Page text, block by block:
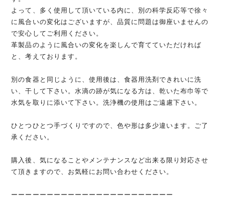
よって、多く使用して頂いている内に、別の科学反応等で徐々
に風合いの変化はございますが、品質に問題は御座いませんの
で安心してご利用ください。
革製品のように風合いの変化を楽しんで育てていただければ
と、考えております。
別の食器と同じように、使用後は、食器用洗剤できれいに洗
い、干して下さい。水滴の跡が気になる方は、乾いた布巾等で
水気を取りに添いて下さい。洗浄機の使用はご遠慮下さい。
ひとつひとつ手づくりですので、色や形は多少違います。ご了
承ください。
購入後、気になることやメンテナンスなど出来る限り対応させ
て頂きますので、お気軽にお問い合わせください。
ーーーーーーーーーーーーーーーーーーーーーーー